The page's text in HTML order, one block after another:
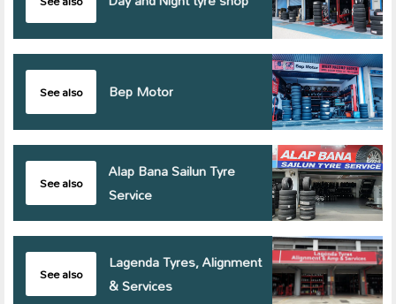
See also Bep Motor
See also
Alap Bana Sailun Tyre
Service
See also
Lagenda Tyres, Alignment
& Services